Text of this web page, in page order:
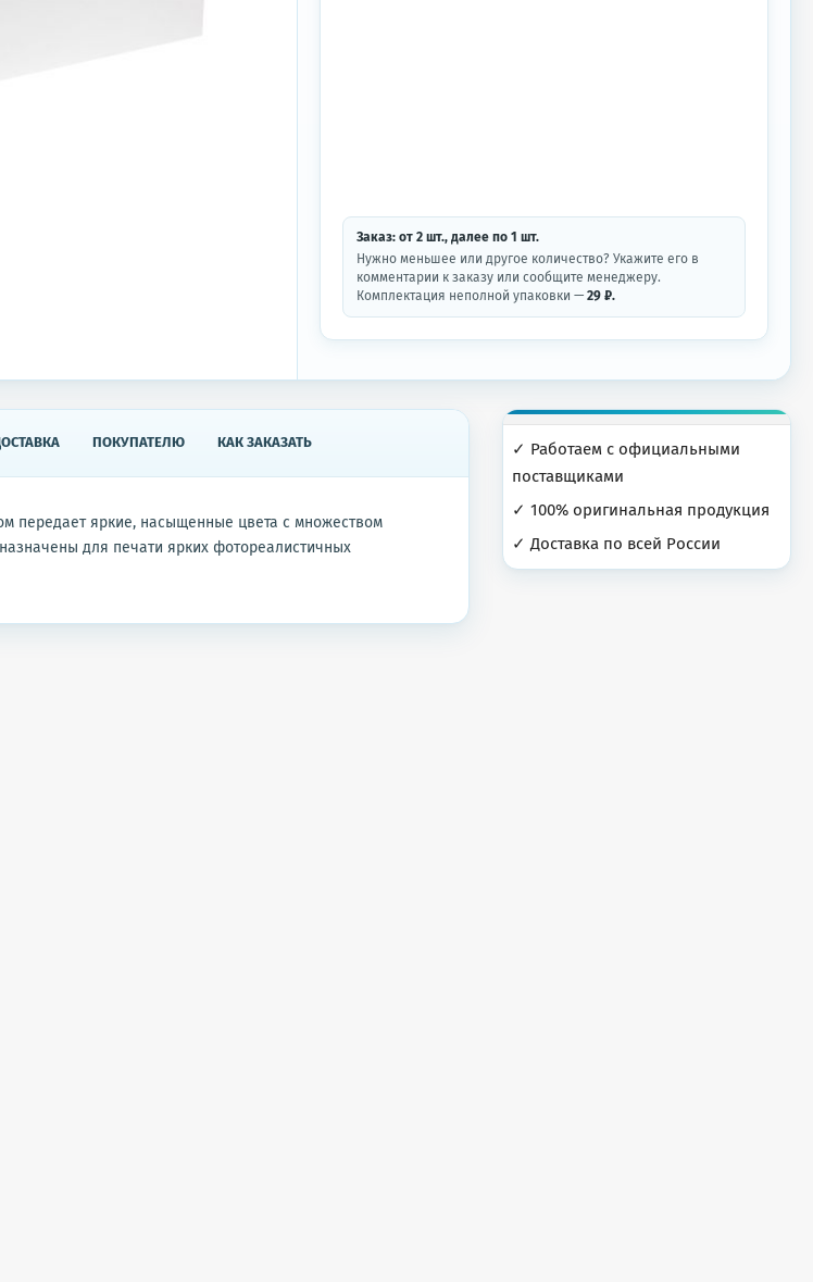
Заказ: от2 шт., далее по1 шт.
Нужно меньшее или другое количество? Укажите его в
комментарии к заказу или сообщите менеджеру.
Комплектация неполной упаковки —29 ₽.
ПОКУПАТЕЛЮ КАК ЗАКАЗАТЬ
передает яркие, насыщенные цвета с множеством
для печати ярких фотореалистичных
✓ Работаем с официальными
поставщиками
✓ 100% оригинальная продукция
✓ Доставка по всей России